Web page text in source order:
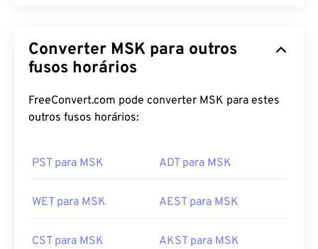
Converter MSK para outros
fusos horários
FreeConvert.com pode converter MSK para estes
outros fusos horários:
PST para MSK ADT para MSK
WET para MSK AEST para MSK
CST para MSK AKST para MSK